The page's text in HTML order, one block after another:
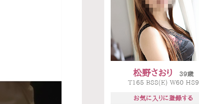
松野さおり
39歳
T165 B88(E) W60 H89
お気に入りに登録する